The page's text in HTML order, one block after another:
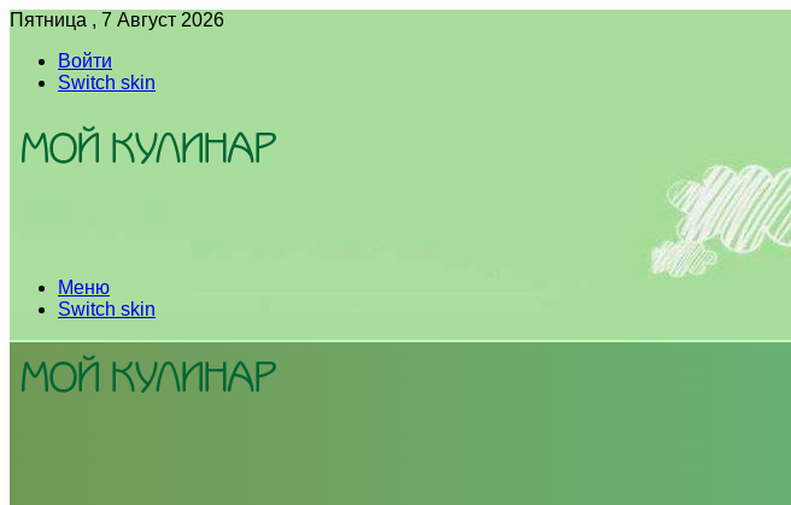
Пятница , 7 Август 2026
Войти
Switch skin
Меню
Switch skin